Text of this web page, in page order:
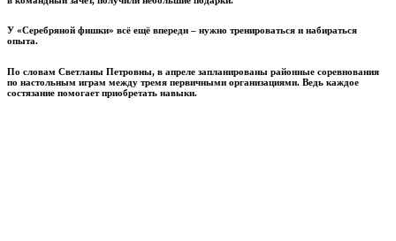
У «Серебряной фишки» всё ещё впереди – нужно тренироваться и набираться
опыта.
По словам Светланы Пет­ровны, в апреле запланированы районные соревнования
по настольным играм между тремя первичными организациями. Ведь каждое
состязание помогает приобретать навыки.